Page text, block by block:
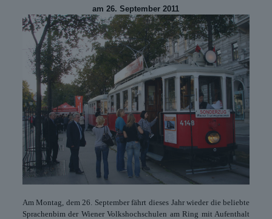
am 26. September 2011
Am Montag, dem 26. September fährt dieses Jahr wieder die beliebte
Sprachenbim der Wiener Volkshochschulen am Ring mit Aufenthalt